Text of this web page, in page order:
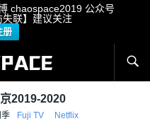
chaospace2019 公众号
联】建议关注
册
2019-2020
Fuji TV Netflix